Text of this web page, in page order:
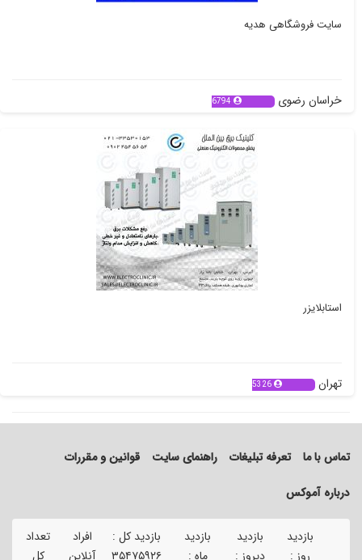
سایت فروشگاهی هدیه
خراسان رضوی 6794
استابلایزر
تهران 5326
تماس با ما تعرفه تبلیغات راهنمای سایت
قوانین و مقررات
درباره آموکس
بازدید
روز :
بازدید
دیروز :
بازدید
ماه :
بازدید کل :
۳۵۴۷۵۹۲۶
افراد
آنلاین
تعداد
کل